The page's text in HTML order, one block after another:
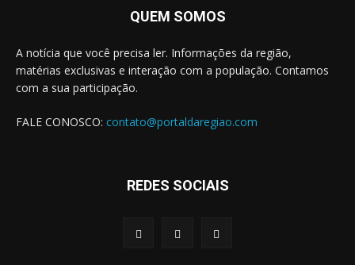
QUEM SOMOS
A notícia que você precisa ler. Informações da região,
matérias exclusivas e interação com a população. Contamos
com a sua participação.
FALE CONOSCO: contato@portaldaregiao.com
REDES SOCIAIS